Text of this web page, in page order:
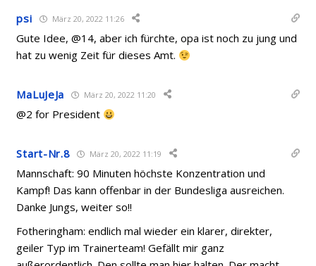
psi März 20, 2022 11:26
Gute Idee, @14, aber ich fürchte, opa ist noch zu jung und
hat zu wenig Zeit für dieses Amt.
MaLuJeJa März 20, 2022 11:20
@2 for President
Start-Nr.8 März 20, 2022 11:19
Mannschaft: 90 Minuten höchste Konzentration und
Kampf! Das kann offenbar in der Bundesliga ausreichen.
Danke Jungs, weiter so!!
Fotheringham: endlich mal wieder ein klarer, direkter,
geiler Typ im Trainerteam! Gefällt mir ganz